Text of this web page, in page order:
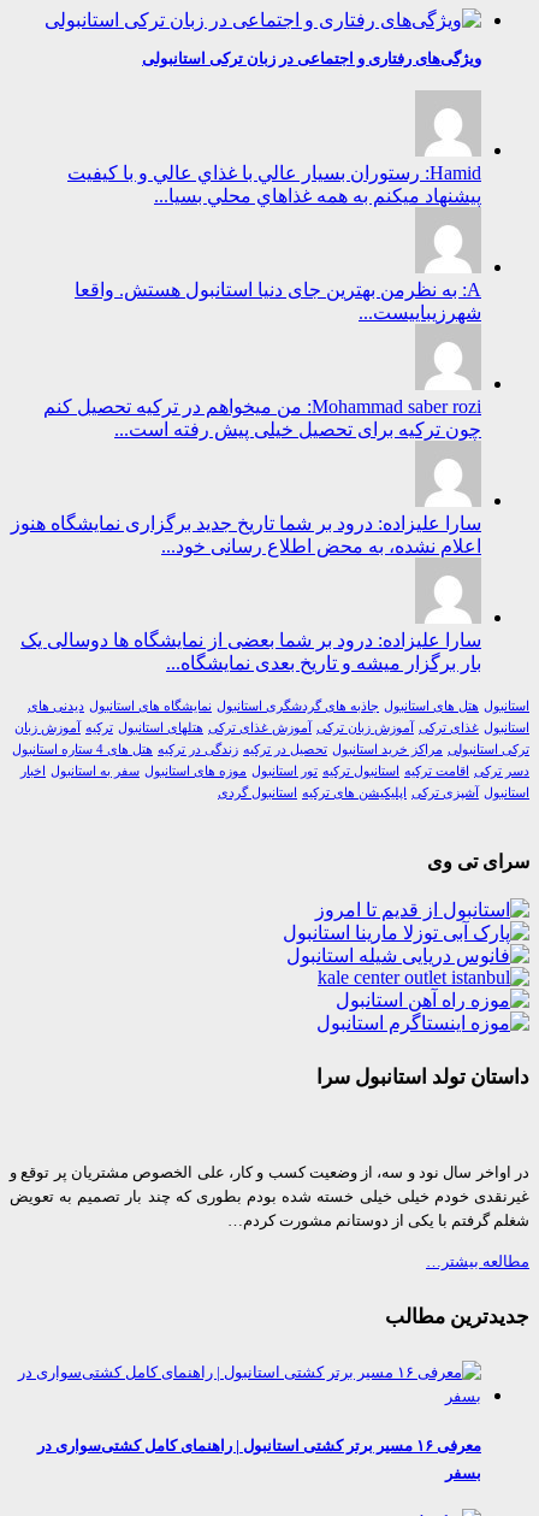
ویژگی‌های رفتاری و اجتماعی در زبان ترکی استانبولی
Hamid: رستوران بسيار عالي با غذاي عالي و با كيفيت
پيشنهاد ميكنم به همه غذاهاي محلي بسيا...
A: به نظرمن بهترین جای دنیا استانبول هستش. واقعا
شهرزیباییست...
Mohammad saber rozi: من میخواهم در ترکیه تحصیل کنم
چون ترکیه برای تحصیل خیلی پیش رفته است...
سارا علیزاده: درود بر شما تاریخ جدید برگزاری نمایشگاه هنوز
اعلام نشده، به محض اطلاع رسانی خود...
سارا علیزاده: درود بر شما بعضی از نمایشگاه ها دوسالی یک
بار برگزار میشه و تاریخ بعدی نمایشگاه...
هتل های استانبول جاذبه های گردشگری استانبول نمایشگاه های استانبول دیدنی های
غذای ترکی آموزش زبان ترکی آموزش غذای ترکی هتلهای استانبول ترکیه آموزش زبان
مراکز خرید استانبول تحصیل در ترکیه زندگی در ترکیه
هتل های 4 ستاره استانبول
اقامت ترکیه استانبول ترکیه تور استانبول موزه های استانبول سفر به استانبول اخبار
آشپزی ترکی اپلیکیشن های ترکیه استانبول گردی
تی وی
تولد استانبول سرا
سال نود و سه، از وضعیت کسب و کار، علی الخصوص مشتریان پر توقع و
خودم خیلی خیلی خسته شده بودم بطوری که چند بار تصمیم به تعویض
گرفتم با یکی از دوستانم مشورت کردم…
بیشتر…
مطالب
معرفی ۱۶ مسیر برتر کشتی استانبول | راهنمای کامل کشتی‌سواری در